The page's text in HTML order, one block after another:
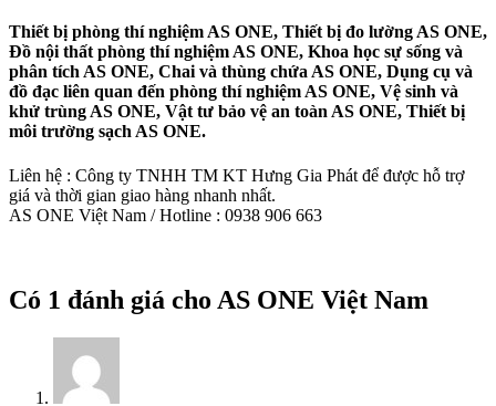
Thiết bị phòng thí nghiệm AS ONE, Thiết bị đo lường AS ONE,
Đồ nội thất phòng thí nghiệm AS ONE, Khoa học sự sống và
phân tích AS ONE, Chai và thùng chứa AS ONE, Dụng cụ và
đồ đạc liên quan đến phòng thí nghiệm AS ONE, Vệ sinh và
khử trùng AS ONE, Vật tư bảo vệ an toàn AS ONE, Thiết bị
môi trường sạch AS ONE.
Liên hệ : Công ty TNHH TM KT Hưng Gia Phát để được hỗ trợ
giá và thời gian giao hàng nhanh nhất.
AS ONE Việt Nam / Hotline : 0938 906 663
Có 1 đánh giá cho AS ONE Việt Nam